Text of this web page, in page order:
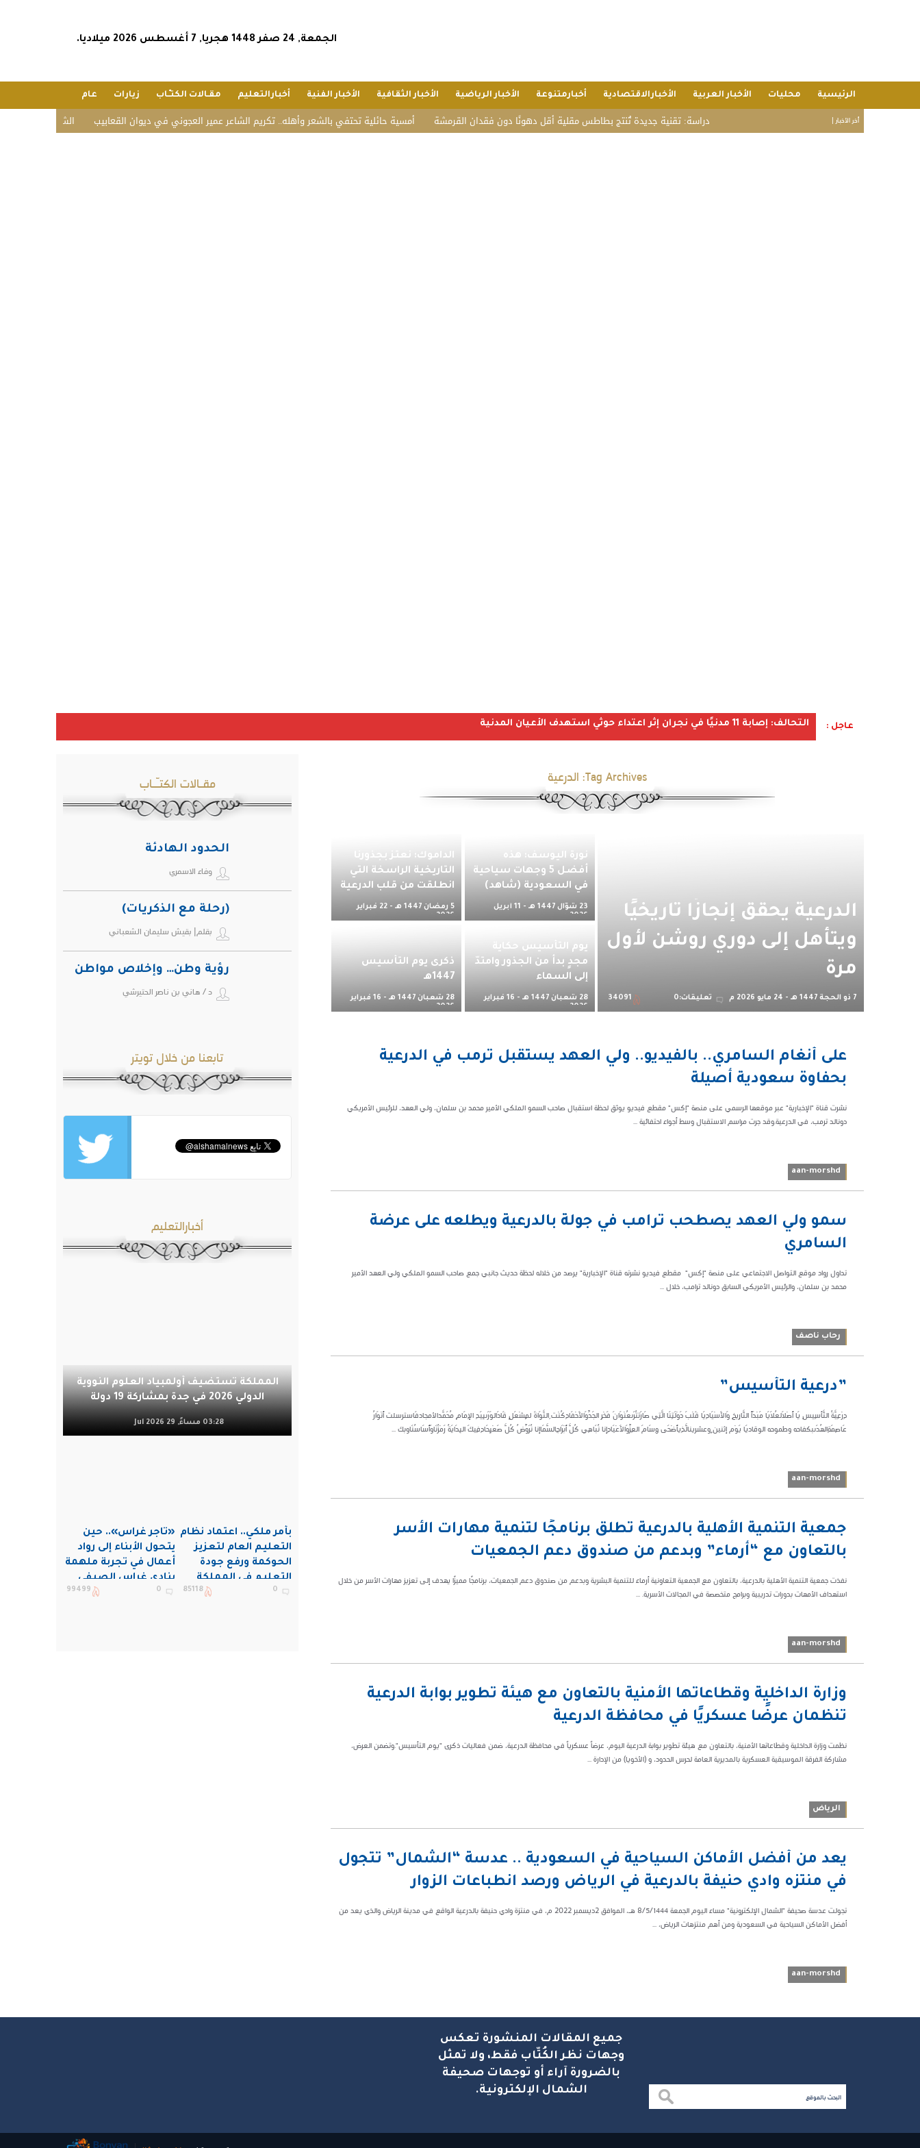
الجمعة, 24 صفر 1448 هجريا, 7 أغسطس 2026 ميلاديا.
الرئيسية محليات الأخبار العربية الأخبارالاقتصادية أخبارمتنوعة الأخبار الرياضية الأخبار الثقافية الأخبار الفنية أخبارالتعليم مقـالات الكتـّـاب زيارات عام
أخر الأخبار | الشؤون الإسلامية أمسية حائلية تحتفي بالشعر وأهله.. تكريم الشاعر عمير العجوني في ديوان القعابيب دراسة: تقنية جديدة تُنتج بطاطس مقلية أقل دهونًا دون فقدان القرمشة
عاجل : التحالف: إصابة 11 مدنيًا في نجران إثر اعتداء حوثي استهدف الأعيان المدنية
Tag Archives: الدرعية
الدرعية يحقق إنجازًا تاريخيًا
ويتأهل إلى دوري روشن لأول
مرة
7 ذو الحجة 1447 هـ - 24 مايو 2026 م تعليقات:0 34091
نورة اليوسف: هذه
أفضل 5 وجهات سياحية
في السعودية (شاهد)
23 شوّال 1447 هـ - 11 أبريل
2026 م
الداموك: نعتز بجذورنا
التاريخية الراسخة التي
انطلقت من قلب الدرعية
5 رمضان 1447 هـ - 22 فبراير
2026 م
يوم التأسيس حكاية
مجدٍ بدأ من الجذور وامتدّ
إلى السماء
28 شعبان 1447 هـ - 16 فبراير
2026 م
ذكرى يوم التأسيس
1447هـ
28 شعبان 1447 هـ - 16 فبراير
2026 م
على أنغام السامري.. بالفيديو.. ولي العهد يستقبل ترمب في الدرعية
بحفاوة سعودية أصيلة
نشرت قناة "الإخبارية" عبر موقعها الرسمي على منصة "إكس" مقطع فيديو يوثق لحظة استقبال صاحب السمو الملكي الأمير محمد بن سلمان، ولي العهد، للرئيس الأمريكي
دونالد ترمب، في الدرعية.وقد جرت مراسم الاستقبال وسط أجواء احتفائية ...
aan-morshd
سمو ولي العهد يصطحب ترامب في جولة بالدرعية ويطلعه على عرضة
السامري
تداول رواد موقع التواصل الاجتماعي على منصة "إكس" مقطع فيديو نشرته قناة "الإخبارية" يرصد من خلاله لحظة حديث جانبي جمع صاحب السمو الملكي ولي العهد الأمير
محمد بن سلمان، والرئيس الأمريكي السابق دونالد ترامب، خلال ...
رحاب ناصف
‏”درعية التأسيس”
‏دِرْعِيَّةُ التَّأسِيسِ يَا أَصْلَ‏العُلَا‏يَا مَبْدَأَ التَّارِيخِ وَ‏الأَسْيَادِ‏يَا قَلْبَ دَوْلَتِنَا الَّتِي صَارَت‏تُرَى‏عُنْوَانَ فَخْرِ الجَدِّ‏وَالأَحْفَادِ‏كُنْت ِالنَّوَاةَ لِمِشْعَلٍ قَادَ‏الوَرَى‏بِيَدِ الإِمَامِ مُحَمَّد‏الأمجاد‏فَاسترسلت أَنْوَارُ
عَاصِمَةِ‏الهُدَى‏بكفاحه وطموحه الوقاد‏يَا يَوْم إثنين ٍوعشرين‏الَّذِي‏أَضْحَى وِسَامَ العِزِّ‏وَالأَعْيَادِإنا نُبَاهِي كُلَّ أَبْرَاجِ‏السَّمَا‏إنا نُرَوِّضُ كُلَّ صَعْبٍ‏حَادِ‏فِيكَ البِدَايَةُ رَمْزُنَا‏وَأَسَاسُنَا‏وبك ...
aan-morshd
جمعية التنمية الأهلية بالدرعية تطلق برنامجًا لتنمية مهارات الأسر
بالتعاون مع “أرماء” وبدعم من صندوق دعم الجمعيات
نفذت جمعية التنمية الأهلية بالدرعية، بالتعاون مع الجمعية التعاونية أرماء للتنمية البشرية وبدعم من صندوق دعم الجمعيات، برنامجًا مميزًا يهدف إلى تعزيز مهارات الأسر من خلال
استهداف الأمهات بدورات تدريبية وبرامج متخصصة في المجالات الأسرية. ...
aan-morshd
وزارة الداخلية وقطاعاتها الأمنية بالتعاون مع هيئة تطوير بوابة الدرعية
تنظمان عرضًا عسكريًا في محافظة الدرعية
نظمت وزارة الداخلية وقطاعاتها الأمنية، بالتعاون مع هيئة تطوير بوابة الدرعية اليوم، عرضاً عسكرياً في محافظة الدرعية، ضمن فعاليات ذكرى "يوم التأسيس".وتضمن العرض،
مشاركة الفرقة الموسيقية العسكرية بالمديرية العامة لحرس الحدود، و (الأخويا) من الإدارة ...
الرياض
يعد من أفضل الأماكن السياحية في السعودية .. عدسة “الشمال” تتجول
في منتزه وادي حنيفة بالدرعية في الرياض ورصد انطباعات الزوار
تجولت عدسة صحيفة "الشمال الإلكترونية" مساء اليوم الجمعة ٨/٥/١٤٤٤ هـ، الموافق ٢ديسمبر ٢٠٢٢ م، في منتزة وادي حنيفة بالدرعية الواقع في مدينة الرياض والذي يعد من
أفضل الأماكن السياحية في السعودية ومن أهم منتزهات الرياض، ...
aan-morshd
مقـالات الكتـّـاب
الحدود الهادئة
وفاء الاسمري
(رحلة مع الذكريات)
بقلم| بقيش سليمان الشعباني
رؤية وطن… وإخلاص مواطن
د / هاني بن ناصر الحتيرشي
تابعنا من خلال تويتر
أخبارالتعليم
المملكة تستضيف أولمبياد العلوم النووية
الدولي 2026 في جدة بمشاركة 19 دولة
03:28 مساءً, 29 Jul 2026
بأمر ملكي.. اعتماد نظام
التعليم العام لتعزيز
الحوكمة ورفع جودة
التعليم في المملكة
0
85118
«تاجر غراس».. حين
يتحول الأبناء إلى رواد
أعمال في تجربة ملهمة
بنادي غراس الصيفي
بالجبيل
0
99499
جميع المقالات المنشورة تعكس
وجهات نظر الكُتّاب فقط، ولا تمثل
بالضرورة آراء أو توجهات صحيفة
الشمال الإلكترونية.